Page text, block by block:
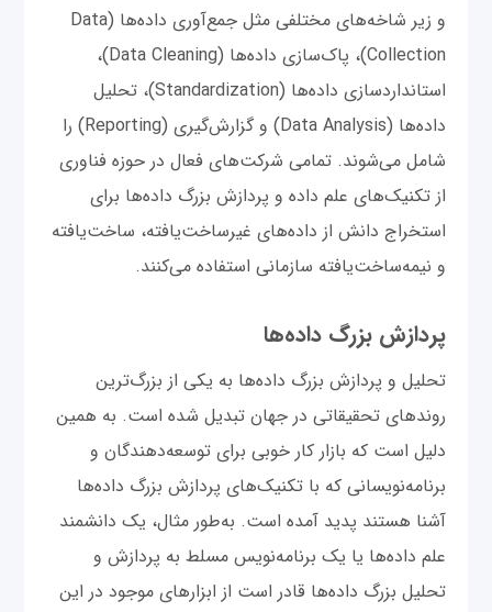
و زیر شاخه‌های مختلفی مثل جمع‌آوری داده‌ها (Data
Collection)، پاک‌سازی داده‌ها (Data Cleaning)،
استانداردسازی داده‌ها (Standardization)، تحلیل
داده‌ها (Data Analysis) و گزارش‌گیری (Reporting) را
شامل می‌شوند. تمامی شرکت‌های فعال در حوزه فناوری
از تکنیک‌های علم داده‌ و پردازش بزرگ داده‌ها برای
استخراج دانش از داده‌های غیر‌ساخت‌یافته، ساخت‌یافته
و نیمه‌ساخت‌یافته سازمانی استفاده می‌کنند.
پردازش بزرگ داده‌ها
تحلیل و پردازش بزرگ داده‌ها به یکی از بزرگ‌ترین
روندهای تحقیقاتی در جهان تبدیل شده است. به همین
دلیل است که بازار کار خوبی برای توسعه‌دهندگان و
برنامه‌نویسانی که با تکنیک‌های پردازش بزرگ داده‌ها
آشنا هستند پدید آمده است. به‌طور مثال، یک دانشمند
علم داده‌ها یا یک برنامه‌نویس مسلط به پردازش و
تحلیل بزرگ داده‌ها قادر است از ابزارهای موجود در این